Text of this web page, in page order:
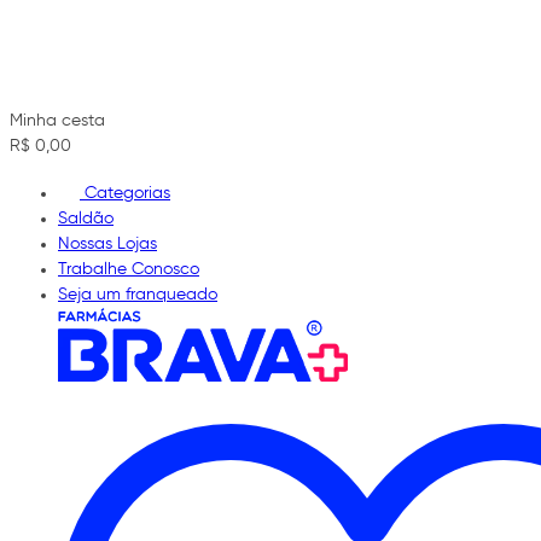
Minha cesta
R$ 0,00
Categorias
Saldão
Nossas Lojas
Trabalhe Conosco
Seja um franqueado